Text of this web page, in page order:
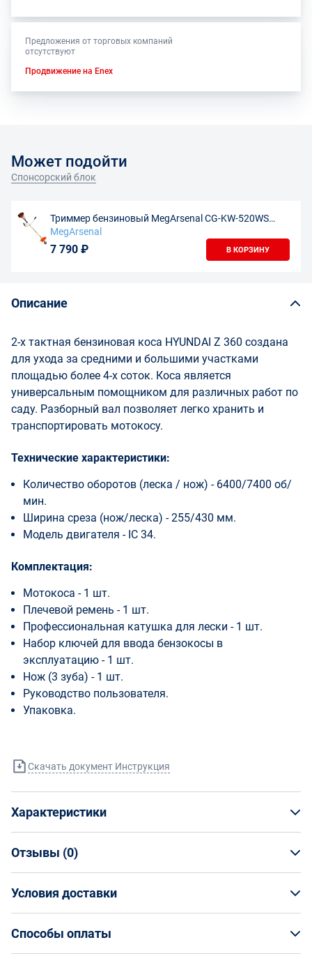
Предложения от торговых компаний
отсутствуют
Продвижение на Enex
Может подойти
Спонсорский блок
Триммер бензиновый MegArsenal CG-KW-520WS
(цельный вал)/ MTU 2000
MegArsenal
7 790 ₽ В КОРЗИНУ
Описание
2-х тактная бензиновая коса HYUNDAI Z 360 создана
для ухода за средними и большими участками
площадью более 4-х соток. Коса является
универсальным помощником для различных работ по
саду. Разборный вал позволяет легко хранить и
транспортировать мотокосу.
Технические характеристики:
Количество оборотов (леска / нож) - 6400/7400 об/
мин.
Ширина среза (нож/леска) - 255/430 мм.
Модель двигателя - IC 34.
Комплектация:
Мотокоса - 1 шт.
Плечевой ремень - 1 шт.
Профессиональная катушка для лески - 1 шт.
Набор ключей для ввода бензокосы в
эксплуатацию - 1 шт.
Нож (3 зуба) - 1 шт.
Руководство пользователя.
Упаковка.
Скачать документ Инструкция
Характеристики
Общая информация
Hyundai Power products
Артикул
Z 360
Отзывы (0)
НАПИСАТЬ ОТЗЫВ
Условия доставки
Условия доставки
Способы оплаты